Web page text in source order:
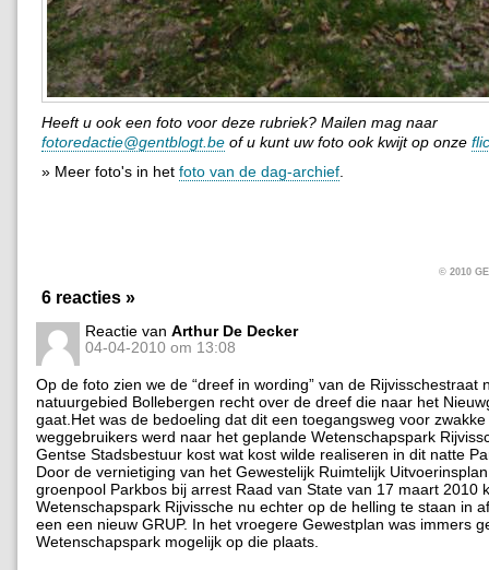
Heeft u ook een foto voor deze rubriek? Mailen mag naar
fotoredactie@gentblogt.be of u kunt uw foto ook kwijt op onze
» Meer foto's in het foto van de dag-archief
© 2010
6 reacties »
Reactie van Arthur De Decker
04-04-2010 om 13:08
Op de foto zien we de “dreef in wording” van de Rijvisschestraat
natuurgebied Bollebergen recht over de dreef die naar het
gaat.Het was de bedoeling dat dit een toegangsweg voor zwakke
weggebruikers werd naar het geplande Wetenschapspark
Gentse Stadsbestuur kost wat kost wilde realiseren in dit natte
Door de vernietiging van het Gewestelijk Ruimtelijk
groenpool Parkbos bij arrest Raad van State van 17 maart 2010
Wetenschapspark Rijvissche nu echter op de helling te staan in
een een nieuw GRUP. In het vroegere Gewestplan was immers
Wetenschapspark mogelijk op die plaats.